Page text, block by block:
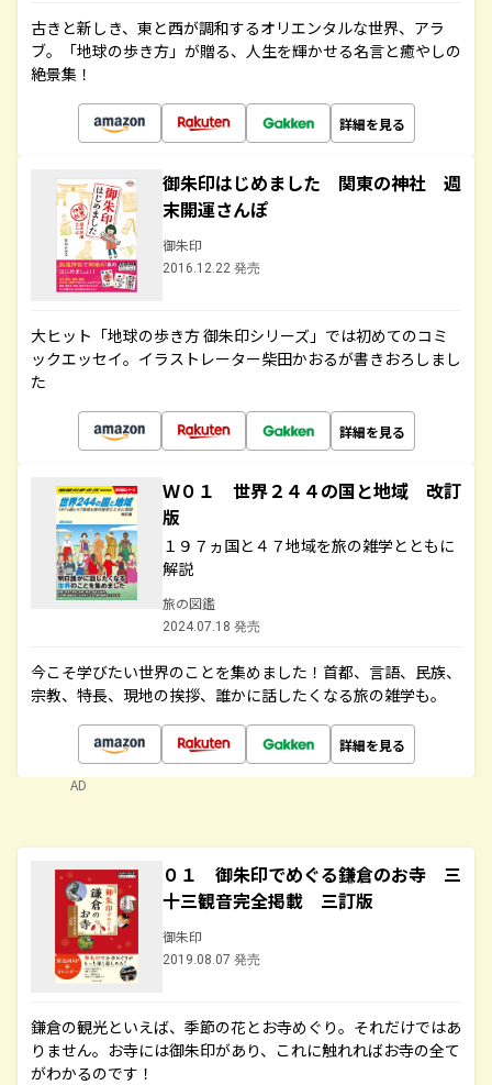
古きと新しき、東と西が調和するオリエンタルな世界、アラ
ブ。「地球の歩き方」が贈る、人生を輝かせる名言と癒やしの
絶景集！
詳細を見る
御朱印はじめました 関東の神社 週
末開運さんぽ
御朱印
2016.12.22 発売
大ヒット「地球の歩き方 御朱印シリーズ」では初めてのコミ
ックエッセイ。イラストレーター柴田かおるが書きおろしまし
た
詳細を見る
Ｗ０１ 世界２４４の国と地域 改訂
版
１９７ヵ国と４７地域を旅の雑学とともに
解説
旅の図鑑
2024.07.18 発売
今こそ学びたい世界のことを集めました！首都、言語、民族、
宗教、特長、現地の挨拶、誰かに話したくなる旅の雑学も。
詳細を見る
AD
０１ 御朱印でめぐる鎌倉のお寺 三
十三観音完全掲載 三訂版
御朱印
2019.08.07 発売
鎌倉の観光といえば、季節の花とお寺めぐり。それだけではあ
りません。お寺には御朱印があり、これに触れればお寺の全て
がわかるのです！